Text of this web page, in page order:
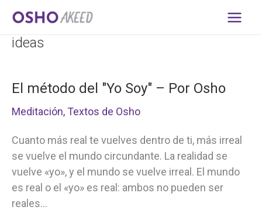
contenido
ideas
El método del "Yo Soy" – Por Osho
Meditación, Textos de Osho
Cuanto más real te vuelves dentro de ti, más irreal
se vuelve el mundo circundante. La realidad se
vuelve «yo», y el mundo se vuelve irreal. El mundo
es real o el «yo» es real: ambos no pueden ser
reales…